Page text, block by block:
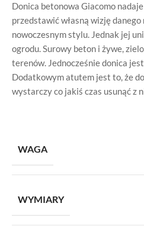
Donica betonowa Giacomo
przedstawić własną wizję danego
nowoczesnym stylu. Jednak jej
ogrodu. Surowy beton i żywe,
terenów. Jednocześnie donica
Dodatkowym atutem jest to, że
wystarczy co jakiś czas usunąć z
WAGA
WYMIARY